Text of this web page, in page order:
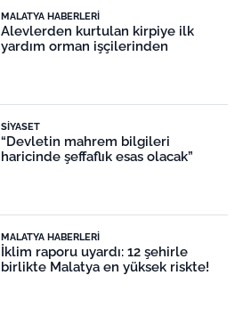
MALATYA HABERLERI
Alevlerden kurtulan kirpiye ilk
yardım orman işçilerinden
SIYASET
“Devletin mahrem bilgileri
haricinde şeffaflık esas olacak”
MALATYA HABERLERI
İklim raporu uyardı: 12 şehirle
birlikte Malatya en yüksek riskte!